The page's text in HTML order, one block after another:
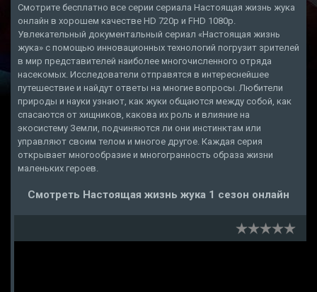
Смотрите бесплатно все серии сериала Настоящая жизнь жука
онлайн в хорошем качестве HD 720p и FHD 1080p.
Увлекательный документальный сериал «Настоящая жизнь
жука» с помощью инновационных технологий погрузит зрителей
в мир представителей наиболее многочисленного отряда
насекомых. Исследователи отправятся в интереснейшее
путешествие и найдут ответы на многие вопросы. Любители
природы и науки узнают, как жуки общаются между собой, как
спасаются от хищников, какова их роль и влияние на
экосистему Земли, подчиняются ли они инстинктам или
управляют своим телом и многое другое. Каждая серия
открывает многообразие и многогранность образа жизни
маленьких героев.
Смотреть Настоящая жизнь жука 1 сезон онлайн